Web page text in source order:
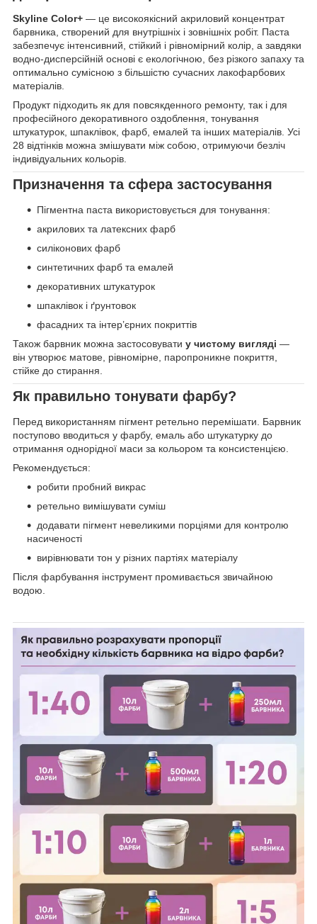
Skyline Color+ — це високоякісний акриловий концентрат
барвника, створений для внутрішніх і зовнішніх робіт. Паста
забезпечує інтенсивний, стійкий і рівномірний колір, а завдяки
водно-дисперсійній основі є екологічною, без різкого запаху та
оптимально сумісною з більшістю сучасних лакофарбових
матеріалів.
Продукт підходить як для повсякденного ремонту, так і для
професійного декоративного оздоблення, тонування
штукатурок, шпаклівок, фарб, емалей та інших матеріалів. Усі
28 відтінків можна змішувати між собою, отримуючи безліч
індивідуальних кольорів.
Призначення та сфера застосування
Пігментна паста використовується для тонування:
акрилових та латексних фарб
силіконових фарб
синтетичних фарб та емалей
декоративних штукатурок
шпаклівок і ґрунтовок
фасадних та інтер’єрних покриттів
Також барвник можна застосовувати у чистому вигляді —
він утворює матове, рівномірне, паропроникне покриття,
стійке до стирання.
Як правильно тонувати фарбу?
Перед використанням пігмент ретельно перемішати. Барвник
поступово вводиться у фарбу, емаль або штукатурку до
отримання однорідної маси за кольором та консистенцією.
Рекомендується:
робити пробний викрас
ретельно вимішувати суміш
додавати пігмент невеликими порціями для контролю
насиченості
вирівнювати тон у різних партіях матеріалу
Після фарбування інструмент промивається звичайною
водою.